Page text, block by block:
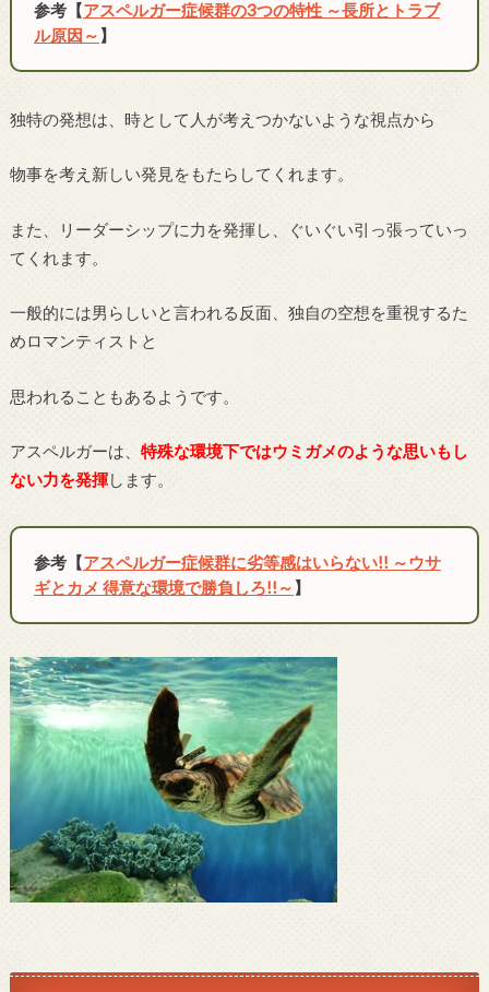
参考【アスペルガー症候群の3つの特性 ～長所とトラブ
ル原因～ 】
独特の発想は、時として人が考えつかないような視点から
物事を考え新しい発見をもたらしてくれます。
また、リーダーシップに力を発揮し、ぐいぐい引っ張っていっ
てくれます。
一般的には男らしいと言われる反面、独自の空想を重視するた
めロマンティストと
思われることもあるようです。
アスペルガーは、 特殊な環境下ではウミガメのような思いもし
ない力を発揮します。
参考【アスペルガー症候群に劣等感はいらない!! ～ウサ
ギとカメ 得意な環境で勝負しろ!!～ 】